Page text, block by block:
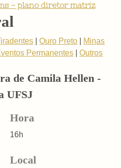
- plano diretor matriz
|Ouro Preto
Minas
Permanentes |Outros
de Camila Hellen -
UFSJ
Hora
16h
Local